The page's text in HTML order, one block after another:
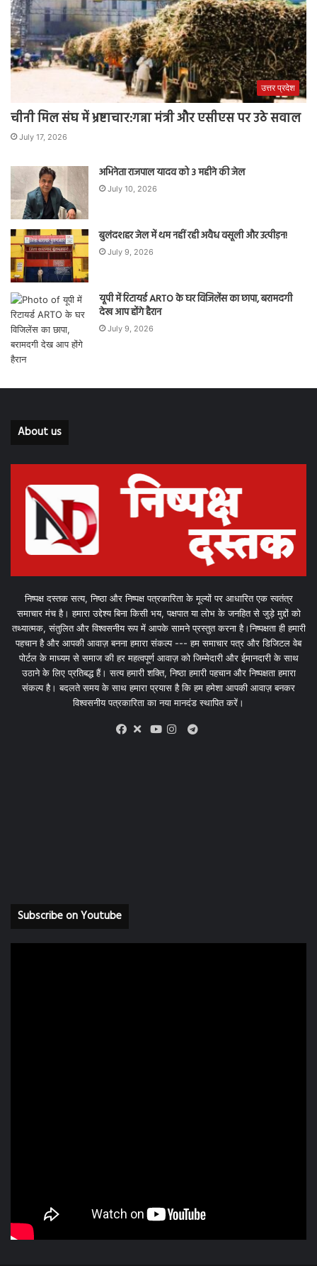
उत्तर प्रदेश
चीनी मिल संघ में भ्रष्टाचार:गन्ना मंत्री और एसीएस पर उठे सवाल
July 17, 2026
अभिनेता राजपाल यादव को 3 महीने की जेल
July 10, 2026
बुलंदशहर जेल में थम नहीं रही अवैध वसूली और उत्पीड़न!
July 9, 2026
यूपी में रिटायर्ड ARTO के घर विजिलेंस का छापा, बरामदगी
देख आप होंगे हैरान
July 9, 2026
About us
निष्पक्ष दस्तक सत्य, निष्ठा और निष्पक्ष पत्रकारिता के मूल्यों पर आधारित एक स्वतंत्र
समाचार मंच है। हमारा उद्देश्य बिना किसी भय, पक्षपात या लोभ के जनहित से जुड़े मुद्दों को
तथ्यात्मक, संतुलित और विश्वसनीय रूप में आपके सामने प्रस्तुत करना है।निष्पक्षता ही हमारी
पहचान है और आपकी आवाज़ बनना हमारा संकल्प --- हम समाचार पत्र और डिजिटल वेब
पोर्टल के माध्यम से समाज की हर महत्वपूर्ण आवाज़ को जिम्मेदारी और ईमानदारी के साथ
उठाने के लिए प्रतिबद्ध हैं। सत्य हमारी शक्ति, निष्ठा हमारी पहचान और निष्पक्षता हमारा
संकल्प है। बदलते समय के साथ हमारा प्रयास है कि हम हमेशा आपकी आवाज़ बनकर
विश्वसनीय पत्रकारिता का नया मानदंड स्थापित करें।
X
Telegram
Subscribe on Youtube